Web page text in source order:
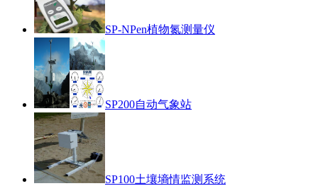
SP-NPen植物氮测量仪
SP200自动气象站
SP100土壤墒情监测系统